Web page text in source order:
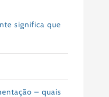
significa que
– quais